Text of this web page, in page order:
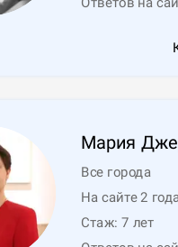
Мария
Все города
На сайте 2 года
Стаж:7 лет